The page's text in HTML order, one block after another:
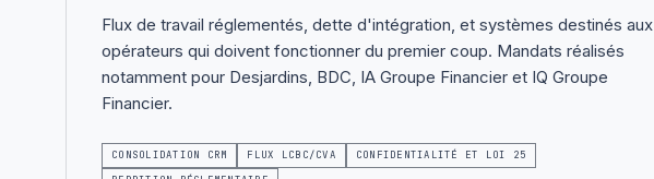
Flux de travail réglementés, dette d'intégration, et systèmes destinés aux
opérateurs qui doivent fonctionner du premier coup. Mandats réalisés
notamment pour Desjardins, BDC, IA Groupe Financier et IQ Groupe
Financier.
CONSOLIDATION CRM FLUX LCBC/CVA
CONFIDENTIALITÉ ET LOI 25